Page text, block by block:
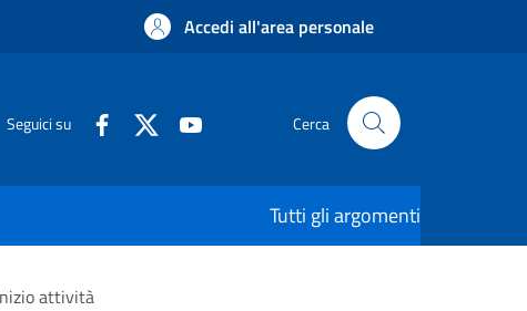
Accedi all'area personale
Seguici su Cerca
Tutti gli argomenti
attività